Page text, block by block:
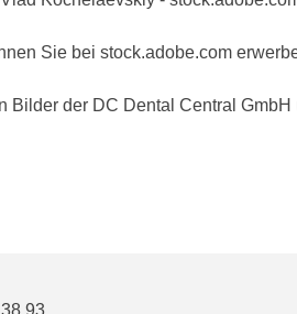
Sie bei stock.adobe.com
Bilder der DC Dental Central
93